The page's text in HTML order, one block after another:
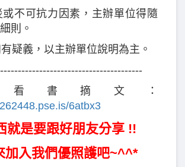
或不可抗力因素，主辦單位得隨
則。
疑義，以主辦單位說明為主。
看書摘文：
6atbx3
就是要跟好朋友分享 !!
加入我們優照護吧~^^*